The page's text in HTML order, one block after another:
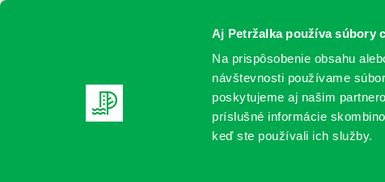
Aj Petržalka používa súbory
Na prispôsobenie obsahu
návštevnosti používame
poskytujeme aj našim
príslušné informácie
keď ste používali ich služby.
REGISTRUJTE SA ONLINE KATALÓGY